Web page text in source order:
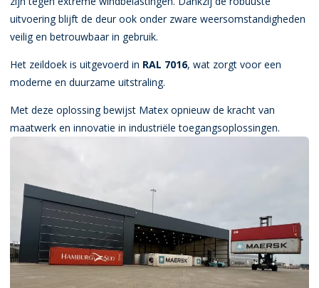
uitvoering blijft de deur ook onder zware weersomstandigheden
veilig en betrouwbaar in gebruik.
Het zeildoek is uitgevoerd in RAL 7016, wat zorgt voor een
moderne en duurzame uitstraling.
Met deze oplossing bewijst Matex opnieuw de kracht van
maatwerk en innovatie in industriële toegangsoplossingen.